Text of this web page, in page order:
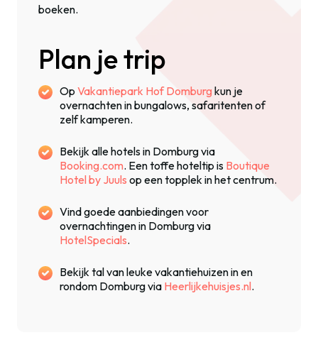
boeken.
Plan je trip
Op Vakantiepark Hof Domburg kun je
overnachten in bungalows, safaritenten of
zelf kamperen.
Bekijk alle hotels in Domburg via
Booking.com. Een toffe hoteltip is Boutique
Hotel by Juuls op een topplek in het centrum.
Vind goede aanbiedingen voor
overnachtingen in Domburg via
HotelSpecials.
Bekijk tal van leuke vakantiehuizen in en
rondom Domburg via Heerlijkehuisjes.nl.